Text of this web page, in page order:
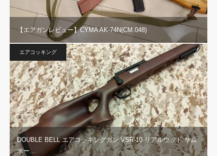
【エアガンレビュー】CYMA AK-74N(CM.048)
エアコッキング
DOUBLE BELL エアコッキングガン VSR-10 リアルウッド サム
ホー…